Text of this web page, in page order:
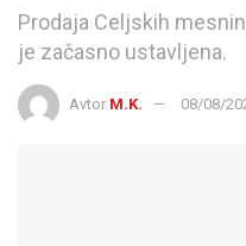
Prodaja Celjskih
je začasno ustavljena.
Avtor M.K. 08/08/